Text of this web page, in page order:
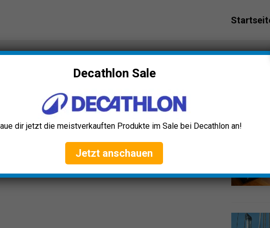
Decathlon Sale
dir jetzt die meistverkauften Produkte im Sale bei Decathlon an!
Jetzt anschauen